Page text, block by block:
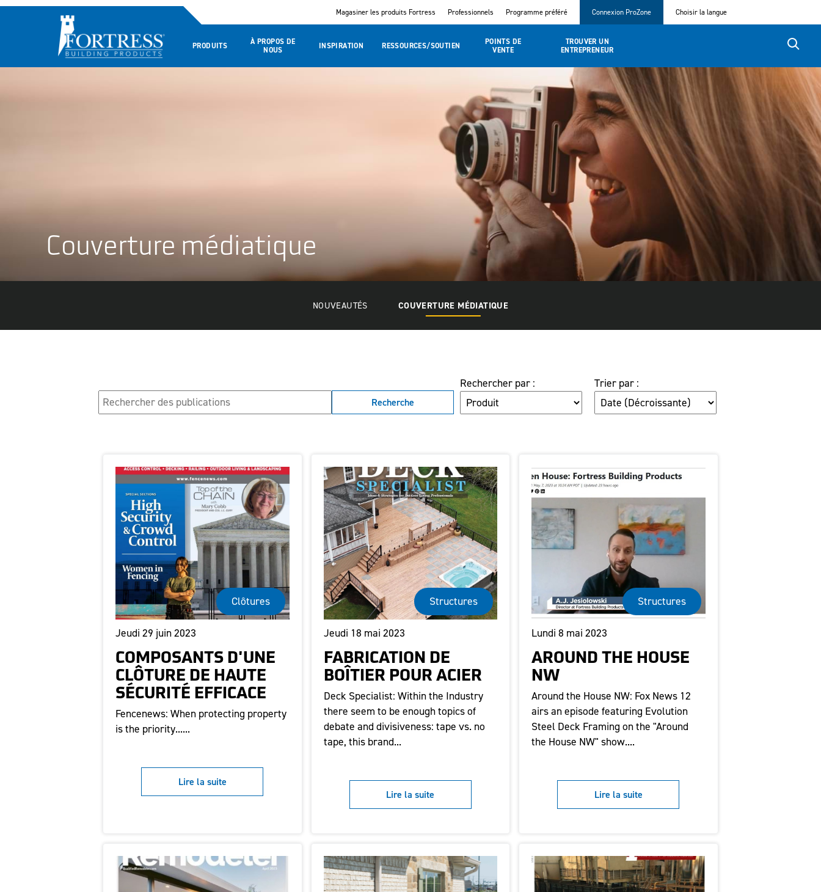
Magasiner les produits Fortress Professionnels Programme préféré Connexion ProZone Choisir la langue
PRODUITS
À PROPOS DE
NOUS
INSPIRATION RESSOURCES/SOUTIEN
POINTS DE
VENTE
TROUVER UN
ENTREPRENEUR
Couverture médiatique
NOUVEAUTÉS COUVERTURE MÉDIATIQUE
Rechercher par : Trier par :
Clôtures
Jeudi 29 juin 2023
COMPOSANTS D'UNE
CLÔTURE DE HAUTE
SÉCURITÉ EFFICACE
Fencenews: When protecting property
is the priority......
Lire la suite
Structures
Jeudi 18 mai 2023
FABRICATION DE
BOÎTIER POUR ACIER
Deck Specialist: Within the Industry
there seem to be enough topics of
debate and divisiveness: tape vs. no
tape, this brand...
Lire la suite
Structures
Lundi 8 mai 2023
AROUND THE HOUSE
NW
Around the House NW: Fox News 12
airs an episode featuring Evolution
Steel Deck Framing on the "Around
the House NW" show....
Lire la suite